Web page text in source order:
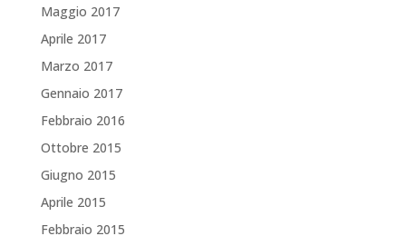
Maggio 2017
Aprile 2017
Marzo 2017
Gennaio 2017
Febbraio 2016
Ottobre 2015
Giugno 2015
Aprile 2015
Febbraio 2015